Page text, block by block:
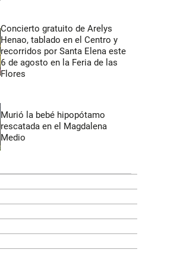
Concierto gratuito de Arelys
Henao, tablado en el Centro y
recorridos por Santa Elena este
6 de agosto en la Feria de las
Flores
Murió la bebé hipopótamo
rescatada en el Magdalena
Medio